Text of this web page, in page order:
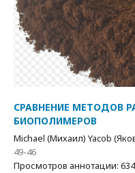
СРАВНЕНИЕ МЕТОДОВ
БИОПОЛИМЕРОВ
Michael (Михаил) Yacob
49-46
Просмотров аннотации: 634